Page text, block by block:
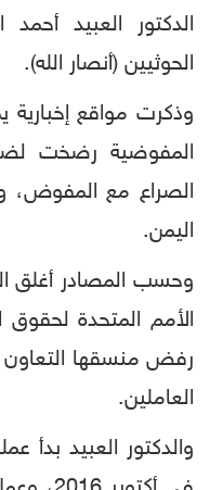
الدكتور العبيد
الحوثيين (أنصار الله).
وذكرت مواقع إخبارية
المفوضية رضخت
الصراع مع المفوض،
اليمن.
وحسب المصادر أغلق
الأمم المتحدة
رفض منسقها التعاون
العاملين.
والدكتور العبيد بدأ